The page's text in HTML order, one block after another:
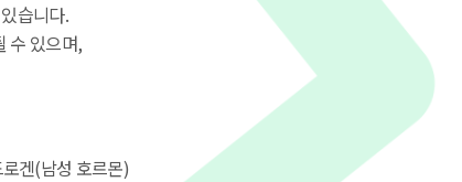
습니다.
수 있으며,
겐(남성 호르몬)